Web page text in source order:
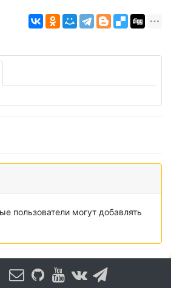
пользователи могут добавлять